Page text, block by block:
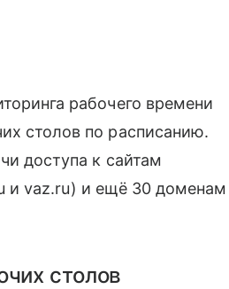
рабочего времени
столов по расписанию.
доступа к сайтам
и vaz.ru) и ещё 30 доменам
столов